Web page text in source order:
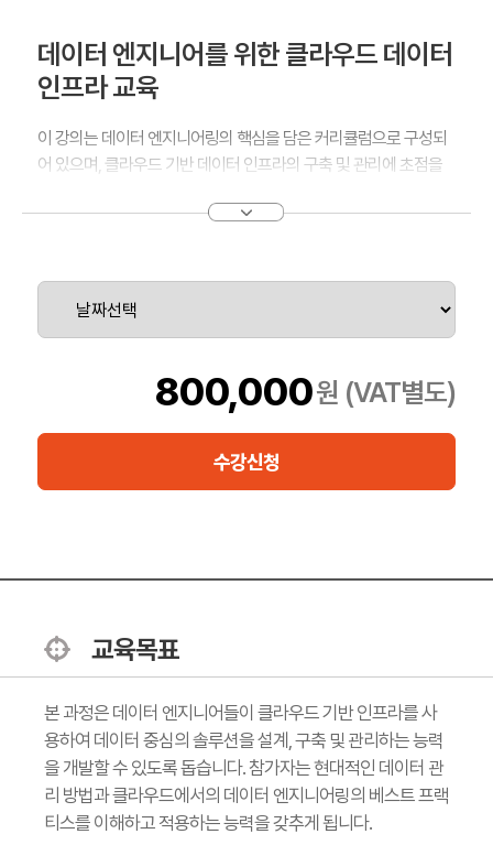
데이터 엔지니어를 위한 클라우드 데이터
인프라 교육
이 강의는 데이터 엔지니어링의 핵심을 담은 커리큘럼으로 구성되
어 있으며, 클라우드 기반 데이터 인프라의 구축 및 관리에 초점을
베이스 설계, 배포 및 최적화 기술을 습득하게 됩니다. 또한,
우 자동화 방법에 대해 배웁니다. 이 과정을 통해 참가자는 클라우
드에서 안정적이고 확장 가능한 데이터 인프라를 구축하고 운영하
800,000원 (VAT별도)
수강신청
교육목표
본 과정은 데이터 엔지니어들이 클라우드 기반 인프라를 사
용하여 데이터 중심의 솔루션을 설계, 구축 및 관리하는 능력
을 개발할 수 있도록 돕습니다. 참가자는 현대적인 데이터 관
리 방법과 클라우드에서의 데이터 엔지니어링의 베스트 프랙
티스를 이해하고 적용하는 능력을 갖추게 됩니다.